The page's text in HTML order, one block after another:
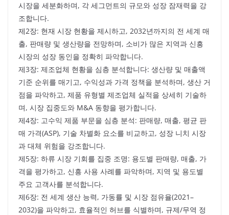
시장을 세분화하며, 각 세그먼트의 규모와 성장 잠재력을 강
조합니다.
제2장: 현재 시장 현황을 제시하고, 2032년까지의 전 세계 매
출, 판매량 및 생산량을 전망하며, 소비가 많은 지역과 신흥
시장의 성장 동인을 정확히 파악합니다.
제3장: 제조업체 현황을 심층 분석합니다: 생산량 및 매출액
기준 순위를 매기고, 수익성과 가격 정책을 분석하며, 생산 거
점을 파악하고, 제품 유형별 제조업체 실적을 상세히 기술하
며, 시장 집중도와 M&A 동향을 평가합니다.
제4장: 고수익 제품 부문을 심층 분석: 판매량, 매출, 평균 판
매 가격(ASP), 기술 차별화 요소를 비교하고, 성장 니치 시장
과 대체 위험을 강조합니다.
제5장: 하류 시장 기회를 집중 조명: 용도별 판매량, 매출, 가
격을 평가하고, 신흥 사용 사례를 파악하며, 지역 및 용도별
주요 고객사를 분석합니다.
제6장: 전 세계 생산 능력, 가동률 및 시장 점유율(2021–
2032)을 파악하고, 효율적인 허브를 식별하며, 규제/무역 정